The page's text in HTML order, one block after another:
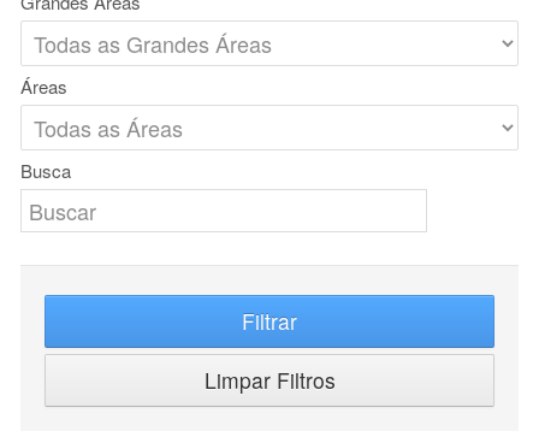
Áreas
Busca
Filtrar
Limpar Filtros